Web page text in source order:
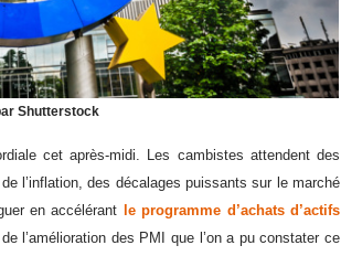
Shutterstock
cet après-midi. Les cambistes attendent des
l’inflation, des décalages puissants sur le marché
en accélérant
le programme d’achats d’actifs
l’amélioration des PMI que l’on a pu constater ce